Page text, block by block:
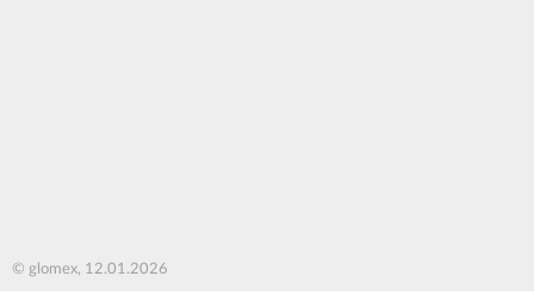
© glomex, 12.01.2026